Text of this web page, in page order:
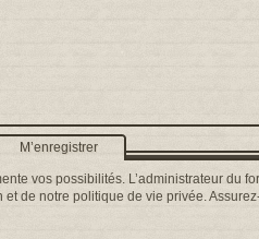
M’enregistrer
vos possibilités. L’administrateur
de notre politique de vie privée.